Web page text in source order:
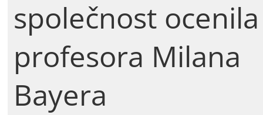
společnost ocenila
profesora Milana
Bayera